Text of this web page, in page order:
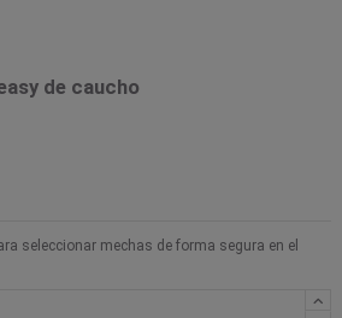
de caucho
seleccionar mechas de forma segura en el